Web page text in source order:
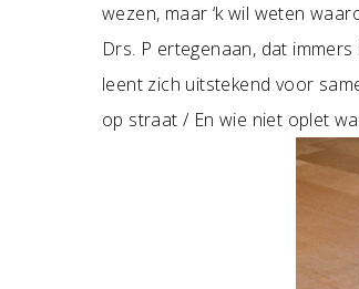
wezen, maar ‘k wil weten
Drs. P ertegenaan, dat
leent zich uitstekend voor
op straat / En wie niet oplet